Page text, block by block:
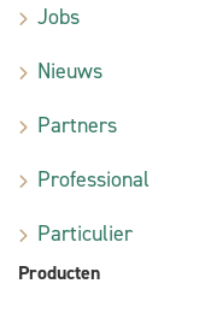
Jobs
Nieuws
Partners
Professional
Particulier
Producten